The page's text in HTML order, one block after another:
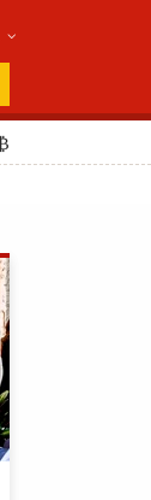

₿